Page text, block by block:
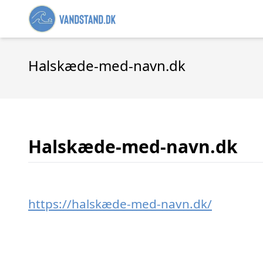
Halskæde-med-navn.dk
Halskæde-med-navn.dk
https://halskæde-med-navn.dk/